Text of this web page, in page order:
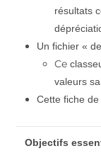
résultats
Un fichier «
Ce
valeurs
Cette fiche
Objectifs